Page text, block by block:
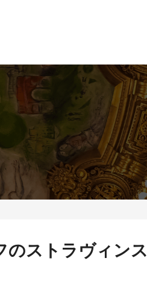
のストラヴィンス